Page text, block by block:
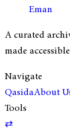
Eman
A curated
made
Navigate
QasidaAbout
Tools
⇄